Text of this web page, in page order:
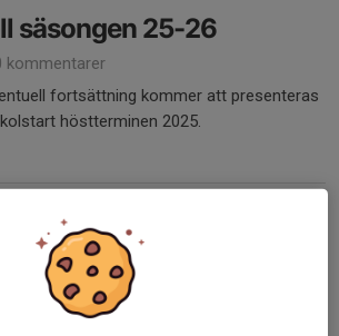
säsongen 25-26
kommentarer
fortsättning kommer att presenteras
höstterminen 2025.
på Åsenskolan!
0 kommentarer